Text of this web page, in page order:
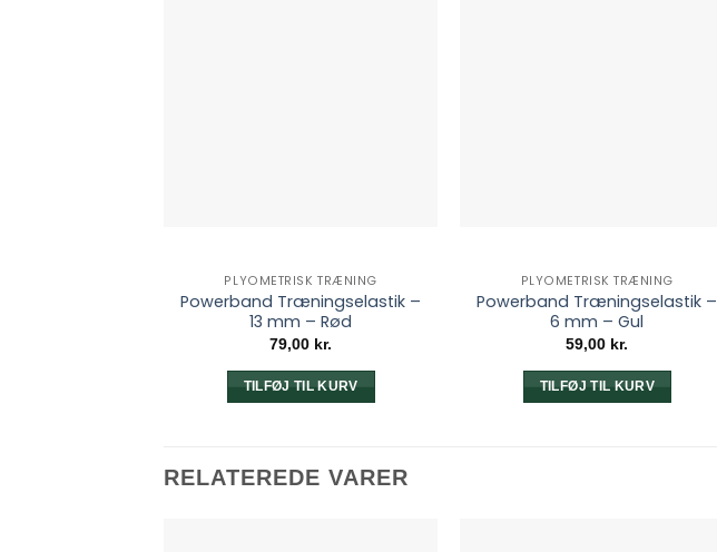
PLYOMETRISK TRÆNING
Powerband Træningselastik –
13 mm – Rød
79,00 kr.
TILFØJ TIL KURV
PLYOMETRISK TRÆNING
Powerband Træningselastik –
6 mm – Gul
59,00 kr.
TILFØJ TIL KURV
RELATEREDE VARER